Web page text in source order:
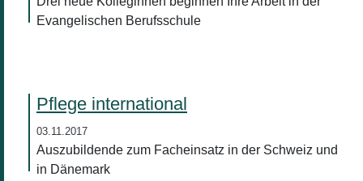
Evangelischen Berufsschule
Pflege international
03.11.2017
Auszubildende zum Facheinsatz in der Schweiz und
in Dänemark